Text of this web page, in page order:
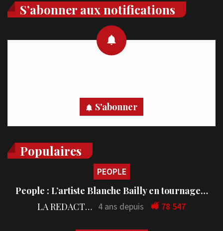
S’abonner aux notifications
S'abonner
Populaires
PEOPLE
People : L’artiste Blanche Bailly en tournage…
LA REDACTION 4 ans depuis 78 547